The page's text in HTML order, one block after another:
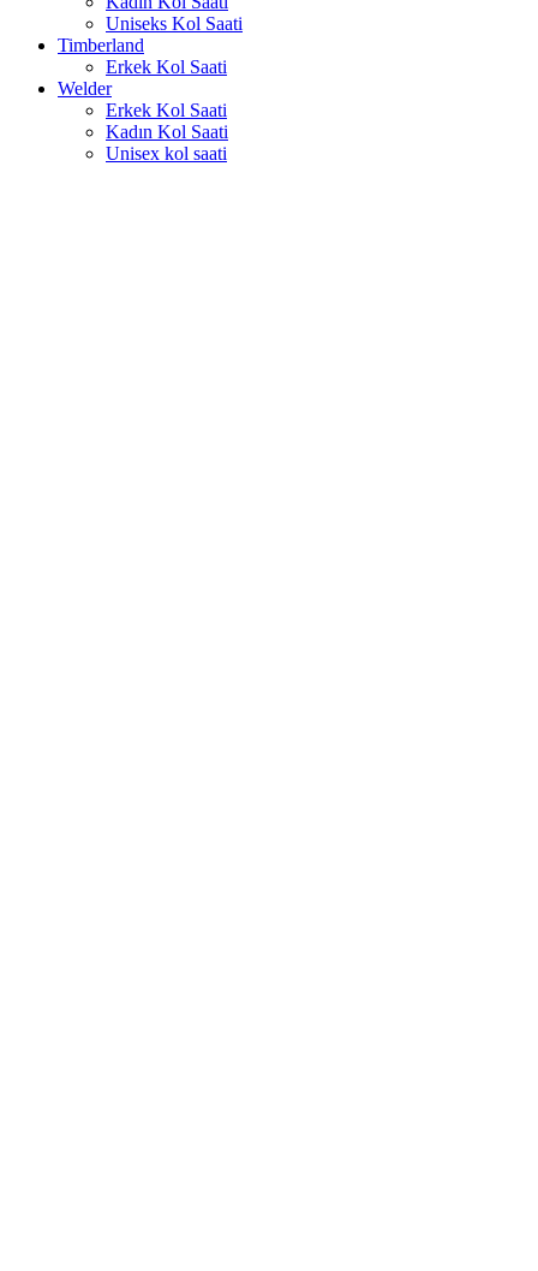
Uniseks Kol Saati
Timberland
Erkek Kol Saati
Welder
Erkek Kol Saati
Kadın Kol Saati
Unisex kol saati